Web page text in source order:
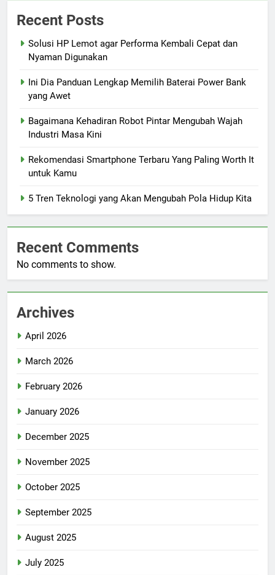
Recent Posts
Solusi HP Lemot agar Performa Kembali Cepat dan
Nyaman Digunakan
Ini Dia Panduan Lengkap Memilih Baterai Power Bank
yang Awet
Bagaimana Kehadiran Robot Pintar Mengubah Wajah
Industri Masa Kini
Rekomendasi Smartphone Terbaru Yang Paling Worth It
untuk Kamu
5 Tren Teknologi yang Akan Mengubah Pola Hidup Kita
Recent Comments
No comments to show.
Archives
April 2026
March 2026
February 2026
January 2026
December 2025
November 2025
October 2025
September 2025
August 2025
July 2025